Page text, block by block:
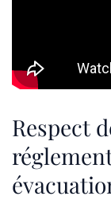
Respect